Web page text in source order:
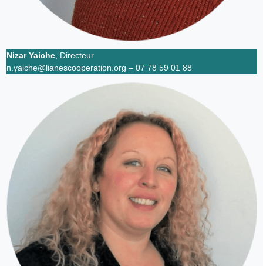
Nizar Yaiche, Directeur
n.yaiche@lianescooperation.org – 07 78 59 01 88